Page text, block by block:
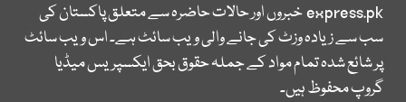
express.pkخبروں اور حالات حاضرہ سے متعلق پاکستان کی
سب سے زیادہ وزٹ کی جانے والی ویب سائٹ ہے۔ اس ویب سائٹ
پر شائع شدہ تمام مواد کے جملہ حقوق بحق ایکسپریس میڈیا
گروپ محفوظ ہیں۔